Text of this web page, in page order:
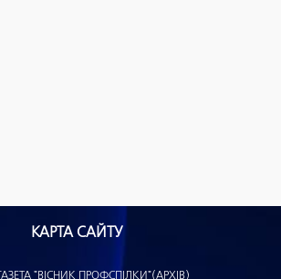
КАРТА САЙТУ
ГАЗЕТА "ВІСНИК ПРОФСПІЛКИ"(АРХІВ)